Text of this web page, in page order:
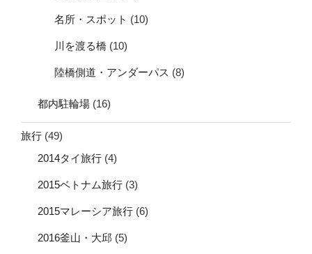
名所・スポット (10)
川を渡る橋 (10)
陸橋側道・アンダーパス (8)
都内駐輪場 (16)
旅行 (49)
2014タイ旅行 (4)
2015ベトナム旅行 (3)
2015マレーシア旅行 (6)
2016釜山・大邱 (5)